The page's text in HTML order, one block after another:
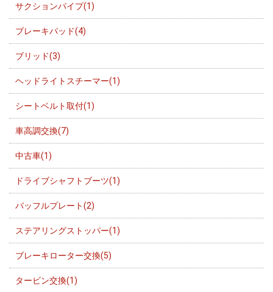
サクションパイプ(1)
ブレーキパッド(4)
ブリッド(3)
ヘッドライトスチーマー(1)
シートベルト取付(1)
車高調交換(7)
中古車(1)
ドライブシャフトブーツ(1)
バッフルプレート(2)
ステアリングストッパー(1)
ブレーキローター交換(5)
タービン交換(1)